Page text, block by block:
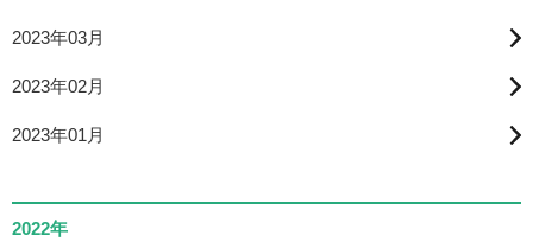
2023年03月
2023年02月
2023年01月
2022年